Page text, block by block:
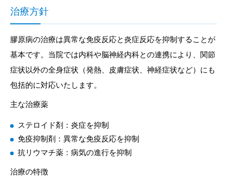
治療方針
膠原病の治療は異常な免疫反応と炎症反応を抑制することが
基本です。当院では内科や脳神経内科との連携により、関節
症状以外の全身症状（発熱、皮膚症状、神経症状など）にも
包括的に対応いたします。
主な治療薬
ステロイド剤：炎症を抑制
免疫抑制剤：異常な免疫反応を抑制
抗リウマチ薬：病気の進行を抑制
治療の特徴